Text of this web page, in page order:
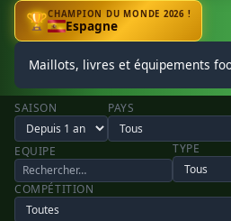
🏆CHAMPION DU MONDE 2026 !
Espagne
Maillots, livres et équipements
SAISON PAYS
EQUIPE TYPE
COMPÉTITION